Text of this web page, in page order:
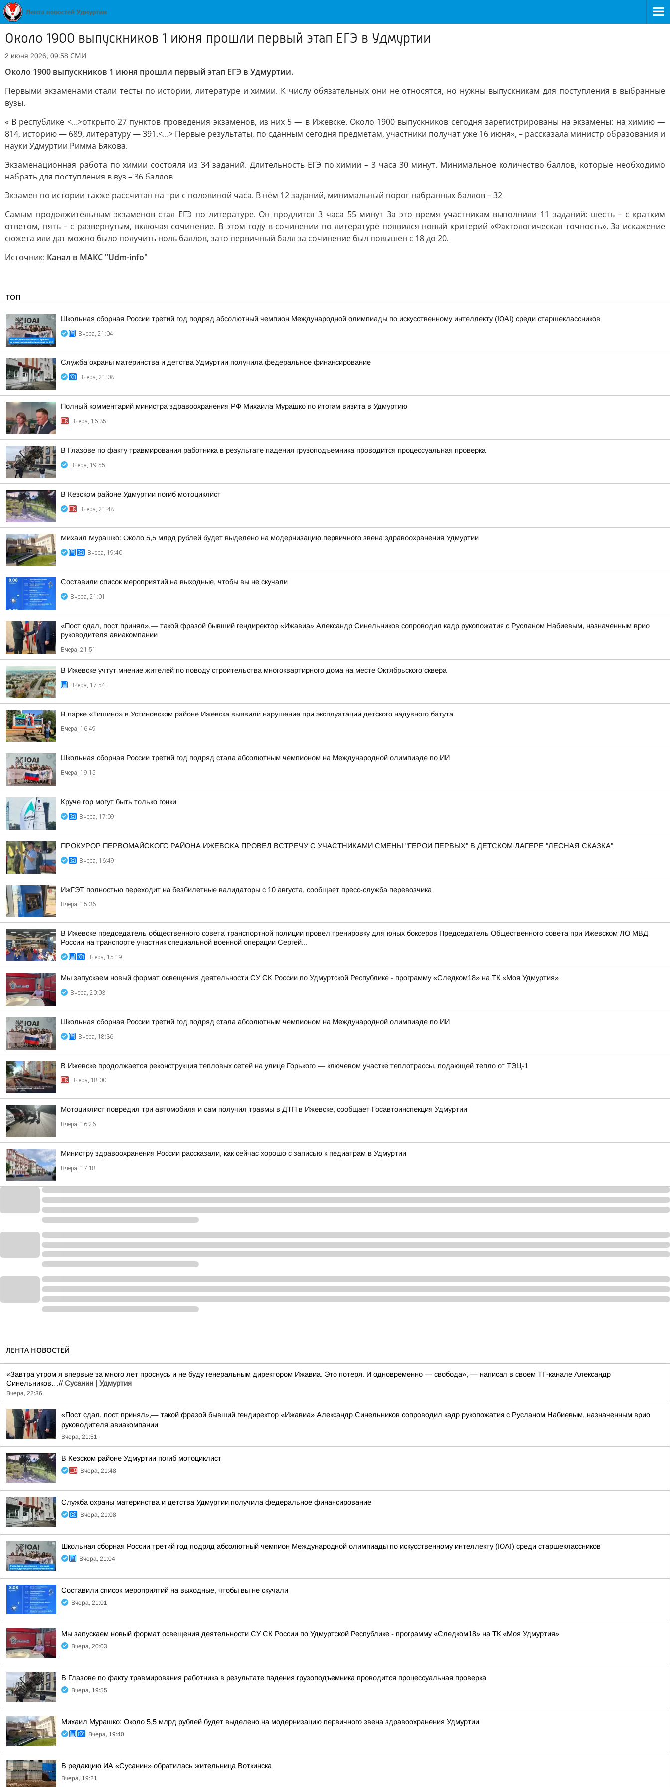
Около 1900 выпускников 1 июня прошли первый этап ЕГЭ в Удмуртии
2 июня 2026, 09:58 СМИ
Около 1900 выпускников 1 июня прошли первый этап ЕГЭ в Удмуртии.
Первыми экзаменами стали тесты по истории, литературе и химии. К числу обязательных они не относятся, но нужны выпускникам для поступления в выбранные
вузы.
« В республике <…>открыто 27 пунктов проведения экзаменов, из них 5 — в Ижевске. Около 1900 выпускников сегодня зарегистрированы на экзамены: на химию —
814, историю — 689, литературу — 391.<…> Первые результаты, по сданным сегодня предметам, участники получат уже 16 июня», – рассказала министр образования и
науки Удмуртии Римма Бякова.
Экзаменационная работа по химии состояля из 34 заданий. Длительность ЕГЭ по химии – 3 часа 30 минут. Минимальное количество баллов, которые необходимо
набрать для поступления в вуз – 36 баллов.
Экзамен по истории также рассчитан на три с половиной часа. В нём 12 заданий, минимальный порог набранных баллов – 32.
Самым продолжительным экзаменов стал ЕГЭ по литературе. Он продлится 3 часа 55 минут За это время участникам выполнили 11 заданий: шесть – с кратким
ответом, пять – с развернутым, включая сочинение. В этом году в сочинении по литературе появился новый критерий «Фактологическая точность». За искажение
сюжета или дат можно было получить ноль баллов, зато первичный балл за сочинение был повышен с 18 до 20.
Источник: Канал в МАКС "Udm-info"
ТОП
Школьная сборная России третий год подряд абсолютный чемпион Международной олимпиады по искусственному интеллекту (IOAI) среди старшеклассников
Вчера, 21:04
Служба охраны материнства и детства Удмуртии получила федеральное финансирование
Вчера, 21:08
Полный комментарий министра здравоохранения РФ Михаила Мурашко по итогам визита в Удмуртию
Вчера, 16:35
В Глазове по факту травмирования работника в результате падения грузоподъемника проводится процессуальная проверка
Вчера, 19:55
В Кезском районе Удмуртии погиб мотоциклист
Вчера, 21:48
Михаил Мурашко: Около 5,5 млрд рублей будет выделено на модернизацию первичного звена здравоохранения Удмуртии
Вчера, 19:40
Составили список мероприятий на выходные, чтобы вы не скучали
Вчера, 21:01
«Пост сдал, пост принял»,— такой фразой бывший гендиректор «Ижавиа» Александр Синельников сопроводил кадр рукопожатия с Русланом Набиевым, назначенным врио
руководителя авиакомпании
Вчера, 21:51
В Ижевске учтут мнение жителей по поводу строительства многоквартирного дома на месте Октябрьского сквера
Вчера, 17:54
В парке «Тишино» в Устиновском районе Ижевска выявили нарушение при эксплуатации детского надувного батута
Вчера, 16:49
Школьная сборная России третий год подряд стала абсолютным чемпионом на Международной олимпиаде по ИИ
Вчера, 19:15
Круче гор могут быть только гонки
Вчера, 17:09
ПРОКУРОР ПЕРВОМАЙСКОГО РАЙОНА ИЖЕВСКА ПРОВЕЛ ВСТРЕЧУ С УЧАСТНИКАМИ СМЕНЫ "ГЕРОИ ПЕРВЫХ" В ДЕТСКОМ ЛАГЕРЕ "ЛЕСНАЯ СКАЗКА"
Вчера, 16:49
ИжГЭТ полностью переходит на безбилетные валидаторы с 10 августа, сообщает пресс-служба перевозчика
Вчера, 15:36
В Ижевске председатель общественного совета транспортной полиции провел тренировку для юных боксеров Председатель Общественного совета при Ижевском ЛО МВД
России на транспорте участник специальной военной операции Сергей...
Вчера, 15:19
Мы запускаем новый формат освещения деятельности СУ СК России по Удмуртской Республике - программу «Следком18» на ТК «Моя Удмуртия»
Вчера, 20:03
Школьная сборная России третий год подряд стала абсолютным чемпионом на Международной олимпиаде по ИИ
Вчера, 18:36
В Ижевске продолжается реконструкция тепловых сетей на улице Горького — ключевом участке теплотрассы, подающей тепло от ТЭЦ-1
Вчера, 18:00
Мотоциклист повредил три автомобиля и сам получил травмы в ДТП в Ижевске, сообщает Госавтоинспекция Удмуртии
Вчера, 16:26
Министру здравоохранения России рассказали, как сейчас хорошо с записью к педиатрам в Удмуртии
Вчера, 17:18
ЛЕНТА НОВОСТЕЙ
«Завтра утром я впервые за много лет проснусь и не буду генеральным директором Ижавиа. Это потеря. И одновременно — свобода», — написал в своем ТГ-канале Александр
Синельников…// Сусанин | Удмуртия
Вчера, 22:36
«Пост сдал, пост принял»,— такой фразой бывший гендиректор «Ижавиа» Александр Синельников сопроводил кадр рукопожатия с Русланом Набиевым, назначенным врио
руководителя авиакомпании
Вчера, 21:51
В Кезском районе Удмуртии погиб мотоциклист
Вчера, 21:48
Служба охраны материнства и детства Удмуртии получила федеральное финансирование
Вчера, 21:08
Школьная сборная России третий год подряд абсолютный чемпион Международной олимпиады по искусственному интеллекту (IOAI) среди старшеклассников
Вчера, 21:04
Составили список мероприятий на выходные, чтобы вы не скучали
Вчера, 21:01
Мы запускаем новый формат освещения деятельности СУ СК России по Удмуртской Республике - программу «Следком18» на ТК «Моя Удмуртия»
Вчера, 20:03
В Глазове по факту травмирования работника в результате падения грузоподъемника проводится процессуальная проверка
Вчера, 19:55
Михаил Мурашко: Около 5,5 млрд рублей будет выделено на модернизацию первичного звена здравоохранения Удмуртии
Вчера, 19:40
В редакцию ИА «Сусанин» обратилась жительница Воткинска
Вчера, 19:21